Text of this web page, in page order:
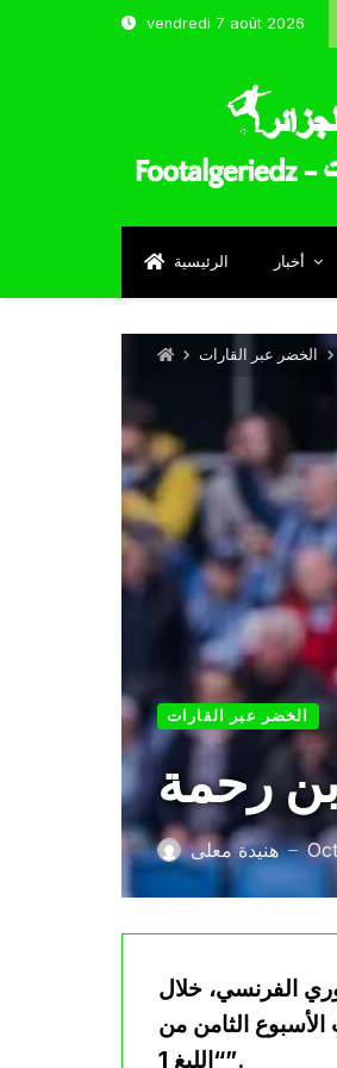
vendredi 7 août 2026
الرئيسية أخبار
الخضر عبر القارات
الخضر عبر القارات
رحمة
هنيدة معلى —
الفرنسي، خلال
الثامن من
“الليغ 1”.